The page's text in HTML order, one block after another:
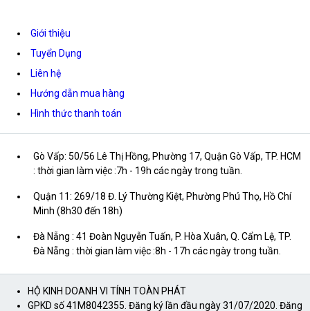
Giới thiệu
Tuyển Dụng
Liên hệ
Hướng dẫn mua hàng
Hình thức thanh toán
Gò Vấp: 50/56 Lê Thị Hồng, Phường 17, Quận Gò Vấp, TP. HCM
: thời gian làm việc :7h - 19h các ngày trong tuần.
Quận 11: 269/18 Đ. Lý Thường Kiệt, Phường Phú Thọ, Hồ Chí
Minh (8h30 đến 18h)
Đà Nẵng : 41 Đoàn Nguyễn Tuấn, P. Hòa Xuân, Q. Cẩm Lệ, TP.
Đà Nẵng : thời gian làm việc :8h - 17h các ngày trong tuần.
HỘ KINH DOANH VI TÍNH TOÀN PHÁT
GPKD số 41M8042355. Đăng ký lần đầu ngày 31/07/2020. Đăng